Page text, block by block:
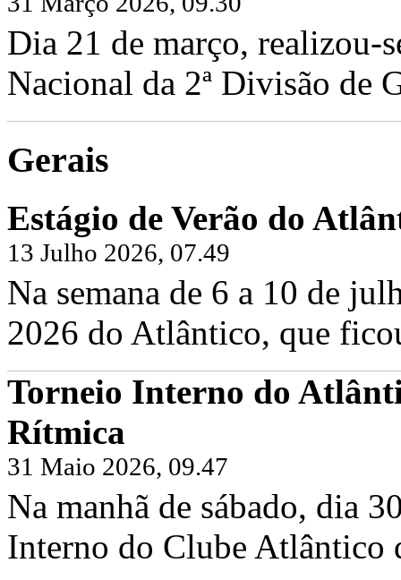
Dia 21 de março, realizou-
Nacional da 2ª Divisão de
Gerais
Estágio de Verão do
13 Julho 2026, 07.49
Na semana de 6 a 10 de
2026 do Atlântico, que
Torneio Interno do
Rítmica
31 Maio 2026, 09.47
Na manhã de sábado, dia
Interno do Clube Atlântico